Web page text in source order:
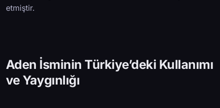
etmiştir.
Aden İsminin Türkiye’deki Kullanımı
ve Yaygınlığı